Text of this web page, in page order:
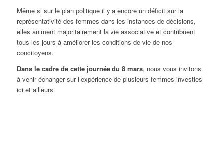
Même si sur le plan politique il y a encore un déficit sur la
représentativité des femmes dans les instances de décisions,
elles animent majoritairement la vie associative et contribuent
tous les jours à améliorer les conditions de vie de nos
concitoyens.
Dans le cadre de cette journée du 8 mars, nous vous invitons
à venir échanger sur l’expérience de plusieurs femmes investies
ici et ailleurs.